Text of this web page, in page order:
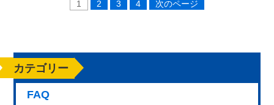
1 2 3 4 次のページ
カテゴリー
FAQ